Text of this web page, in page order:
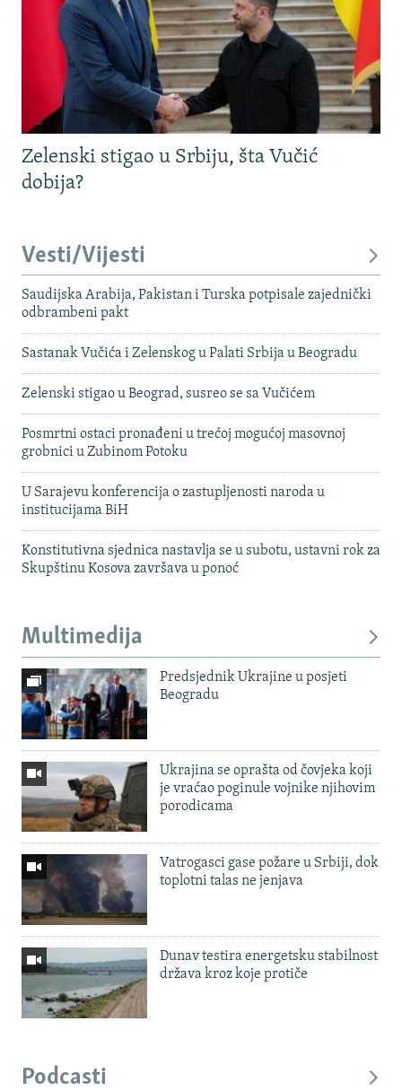
Zelenski stigao u Srbiju, šta Vučić
dobija?
Vesti/Vijesti
Saudijska Arabija, Pakistan i Turska potpisale zajednički
odbrambeni pakt
Sastanak Vučića i Zelenskog u Palati Srbija u Beogradu
Zelenski stigao u Beograd, susreo se sa Vučićem
Posmrtni ostaci pronađeni u trećoj mogućoj masovnoj
grobnici u Zubinom Potoku
U Sarajevu konferencija o zastupljenosti naroda u
institucijama BiH
Konstitutivna sjednica nastavlja se u subotu, ustavni rok za
Skupštinu Kosova završava u ponoć
Multimedija
Predsjednik Ukrajine u posjeti
Beogradu
Ukrajina se oprašta od čovjeka koji
je vraćao poginule vojnike njihovim
porodicama
Vatrogasci gase požare u Srbiji, dok
toplotni talas ne jenjava
Dunav testira energetsku stabilnost
država kroz koje protiče
Podcasti